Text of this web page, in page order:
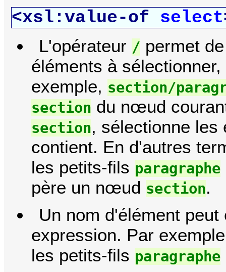
<xsl:value-of select
L'opérateur / permet
éléments à
exemple, section/
section du nœud
section, sélectionne
contient. En d'autres
les petits-fils paragraphe
père un nœud section.
Un nom d'élément
expression. Par
les petits-fils paragraphe